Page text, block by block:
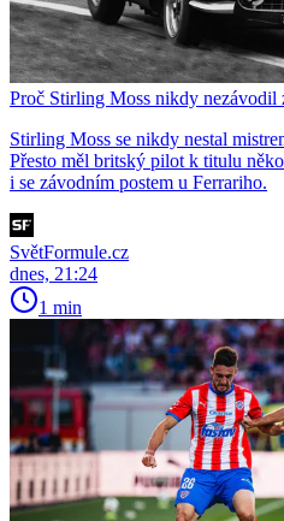
Proč Stirling Moss nikdy nezávodil
Stirling Moss se nikdy nestal
Přesto měl britský pilot k titulu
i se závodním postem u Ferrariho.
SvětFormule.cz
dnes, 21:24
1 min